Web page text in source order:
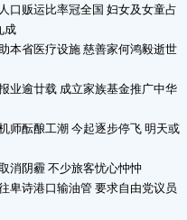
口贩运比率冠全国 妇女及女童占
成
本省医疗设施 慈善家何鸿毅逝世
业逾廿载 成立家族基金推广中华
师酝酿工潮 今起逐步停飞 明天或
消阴霾 不少旅客忧心忡忡
卑诗港口输油管 要求自由党议员